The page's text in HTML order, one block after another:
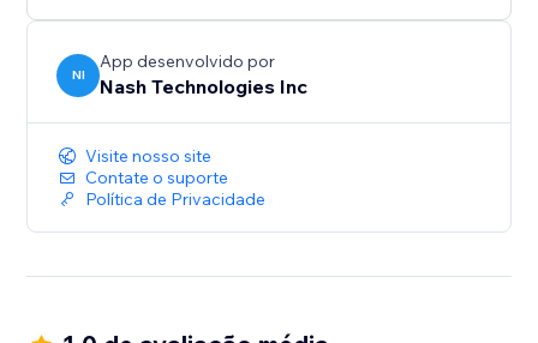
NI
App desenvolvido por
Nash Technologies Inc
Visite nosso site
Contate o suporte
Política de Privacidade